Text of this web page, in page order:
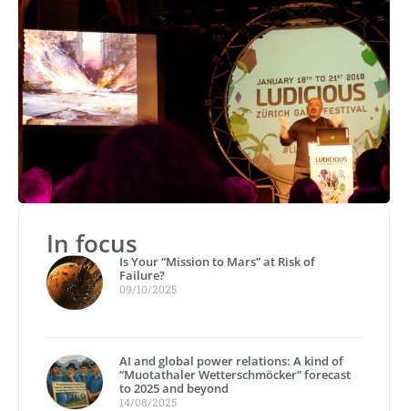
In focus
Is Your “Mission to Mars” at Risk of
Failure?
09/10/2025
AI and global power relations: A kind of
“Muotathaler Wetterschmöcker” forecast
to 2025 and beyond
14/08/2025